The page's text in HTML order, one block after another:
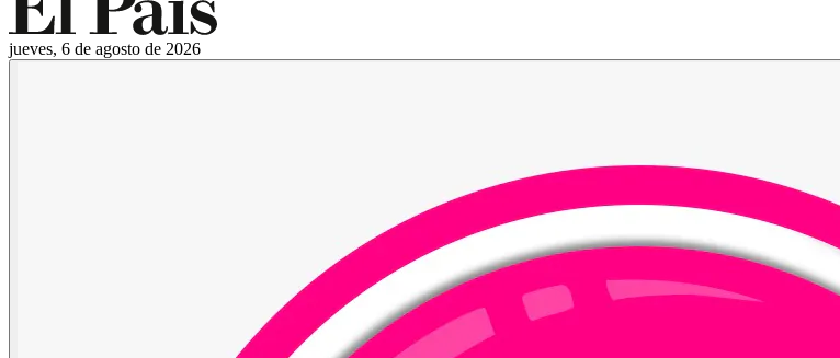
jueves, 6 de agosto de 2026